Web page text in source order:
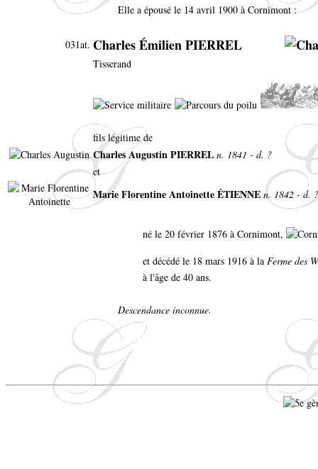
Elle a épousé le 14 avril 1900 à Cornimont :
031at. Charles Émilien PIERREL
Tisserand
fils légitime de
Charles Augustin PIERREL n. 1841 - d. ?
et
Marie Florentine Antoinette ÉTIENNE n. 1842 - d. ?
né le 20 février 1876 à Cornimont,
et décédé le 18 mars 1916 à la Ferme des
à l'âge de 40 ans.
Descendance inconnue.